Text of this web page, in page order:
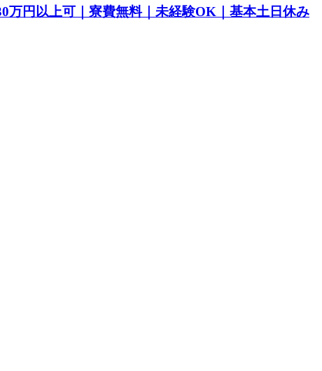
万円以上可｜寮費無料｜未経験OK｜基本土日休み